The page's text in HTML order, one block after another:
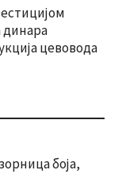
цевовода
боја,